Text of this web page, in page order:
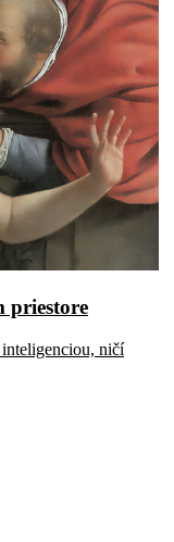
priestore
inteligenciou, ničí